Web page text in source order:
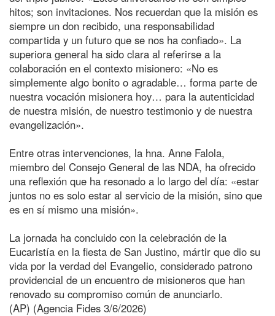
hitos; son invitaciones. Nos recuerdan que la misión es
siempre un don recibido, una responsabilidad
compartida y un futuro que se nos ha confiado». La
superiora general ha sido clara al referirse a la
colaboración en el contexto misionero: «No es
simplemente algo bonito o agradable… forma parte de
nuestra vocación misionera hoy… para la autenticidad
de nuestra misión, de nuestro testimonio y de nuestra
evangelización».
Entre otras intervenciones, la hna. Anne Falola,
miembro del Consejo General de las NDA, ha ofrecido
una reflexión que ha resonado a lo largo del día: «estar
juntos no es solo estar al servicio de la misión, sino que
es en sí mismo una misión».
La jornada ha concluido con la celebración de la
Eucaristía en la fiesta de San Justino, mártir que dio su
vida por la verdad del Evangelio, considerado patrono
providencial de un encuentro de misioneros que han
renovado su compromiso común de anunciarlo.
(AP) (Agencia Fides 3/6/2026)